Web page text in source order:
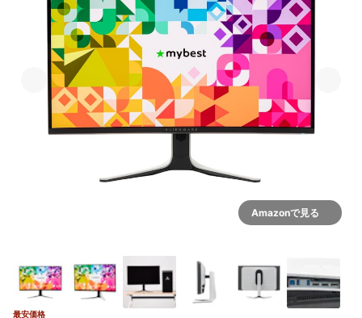
Amazonで見る
最安価格